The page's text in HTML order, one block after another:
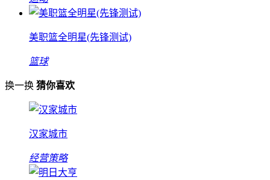
美职篮全明星(先锋测试)
篮球
换一换 猜你喜欢
汉家城市
经营策略